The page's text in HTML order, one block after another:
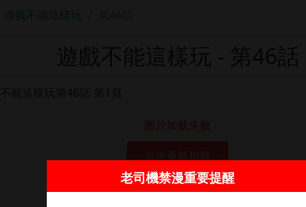
遊戲不能這樣玩
图片加载失败
老司機禁漫重要提醒